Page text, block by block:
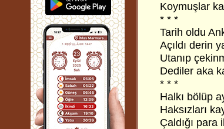
Koymuşlar
* * *
Tarih oldu
Açıldı derin
Utanıp
Dediler aka
* * *
Halkı bölüp
Haksızları
Çaldığı para